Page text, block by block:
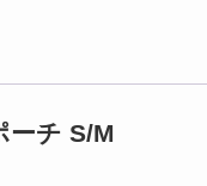
ーチ S/M